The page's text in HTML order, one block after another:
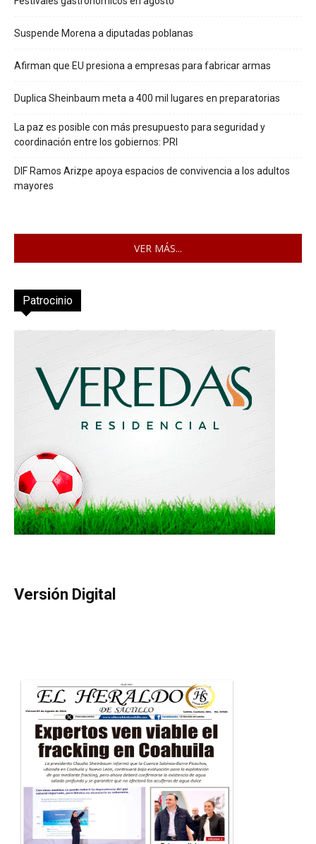
Suspende Morena a diputadas poblanas
Afirman que EU presiona a empresas para fabricar armas
Duplica Sheinbaum meta a 400 mil lugares en preparatorias
La paz es posible con más presupuesto para seguridad y
coordinación entre los gobiernos: PRI
DIF Ramos Arizpe apoya espacios de convivencia a los adultos
mayores
VER MÁS...
Patrocinio
Versión Digital